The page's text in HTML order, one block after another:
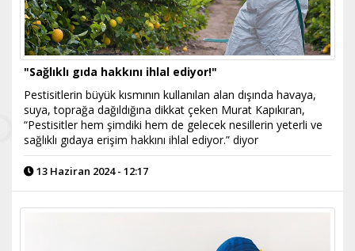
"Sağlıklı gıda hakkını ihlal ediyor!"
Pestisitlerin büyük kısmının kullanılan alan dışında havaya,
suya, toprağa dağıldığına dikkat çeken Murat Kapıkıran,
“Pestisitler hem şimdiki hem de gelecek nesillerin yeterli ve
sağlıklı gıdaya erişim hakkını ihlal ediyor.” diyor
13 Haziran 2024 - 12:17